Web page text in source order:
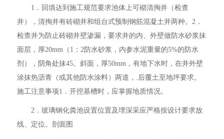
1．回填达到施工规范要求池体上可砌清掏井（检查
井），清掏井有砖砌井和组台式预制钢筋混凝土井两种。2．
检查井为防止砖砌井壁渗漏，要求井的内、外壁做防水砂浆抹
面层，厚20mm（1：2防水砂浆，内参水泥重量的5%的防水
剂），阴角处抹45。斜面，厚50mm，有地下水时，在井外壁
涂抹热沥青（或其他防水涂料）两道，.后覆土至地坪要求。
施工注意事项1．开挖基槽时，应掌握地质情况。
2．玻璃钢化粪池设置位置及埋深采应严格按设计要求放
线、定位。剖面图